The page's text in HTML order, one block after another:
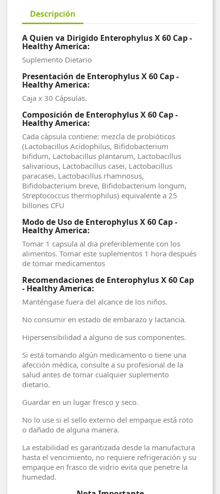
Descripción
A Quien va Dirigido Enterophylus X 60 Cap -
Healthy America:
Suplemento Dietario
Presentación de Enterophylus X 60 Cap -
Healthy America:
Caja x 30 Cápsulas.
Composición de Enterophylus X 60 Cap -
Healthy America:
Cada cápsula contiene: mezcla de probióticos
(Lactobacillus Acidophilus, Bifidobacterium
bifidum, Lactobacillus plantarum, Lactobacillus
salivarious, Lactobacillus casei, Lactobacillus
paracasei, Lactobacillus rhamnosus,
Bifidobacterium breve, Bifidobacterium longum,
Streptococcus thermophilus) equivalente a 25
billones CFU
Modo de Uso de Enterophylus X 60 Cap -
Healthy America:
Tomar 1 capsula al dia preferiblemente con los
alimentos. Tomar este suplementos 1 hora después
de tomar medicamentos
Recomendaciones de Enterophylus X 60 Cap
- Healthy America:
Manténgase fuera del alcance de los niños.
No consumir en estado de embarazo y lactancia.
Hipersensibilidad a alguno de sus componentes.
Si está tomando algún medicamento o tiene una
afección médica, consulte a su profesional de la
salud antes de tomar cualquier suplemento
dietario.
Guardar en un lugar fresco y seco.
No lo use si el sello externo del empaque está roto
o dañado de alguna manera.
La estabilidad es garantizada desde la manufactura
hasta el vencimiento, no requiere refrigeración y su
empaque en frasco de vidrio evita que penetre la
humedad.